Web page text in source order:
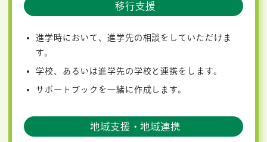
移行支援
進学時において、進学先の相談をしていただけま
す。
学校、あるいは進学先の学校と連携をします。
サポートブックを一緒に作成します。
地域支援・地域連携